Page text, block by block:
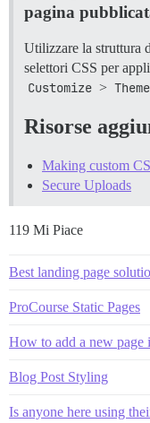
pagina
Utilizzare la struttura
selettori CSS per
Customize >
Risorse
Making custom
Secure Uploads
119 Mi Piace
Best landing page
ProCourse Static Pages
How to add a new page
Blog Post Styling
Is anyone here using